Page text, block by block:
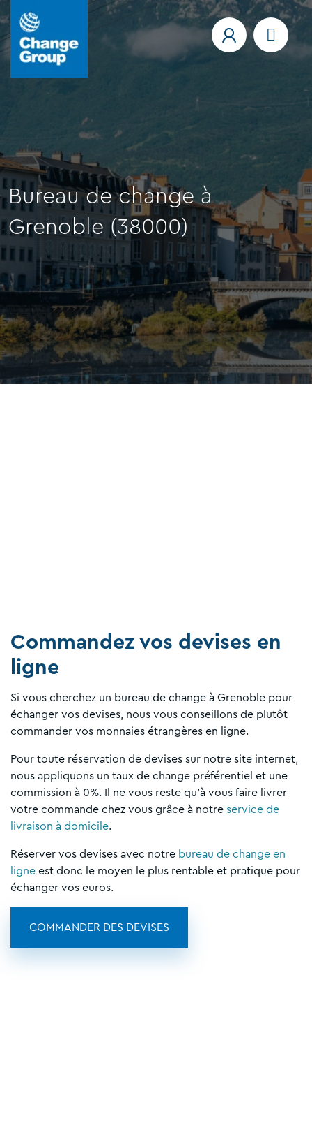
Bureau de change à
Grenoble (38000)
Commandez vos devises en
ligne
Si vous cherchez un bureau de change à Grenoble pour
échanger vos devises, nous vous conseillons de plutôt
commander vos monnaies étrangères en ligne.
Pour toute réservation de devises sur notre site internet,
nous appliquons un taux de change préférentiel et une
commission à 0%. Il ne vous reste qu'à vous faire livrer
votre commande chez vous grâce à notre service de
livraison à domicile.
Réserver vos devises avec notre bureau de change en
ligne est donc le moyen le plus rentable et pratique pour
échanger vos euros.
COMMANDER DES DEVISES